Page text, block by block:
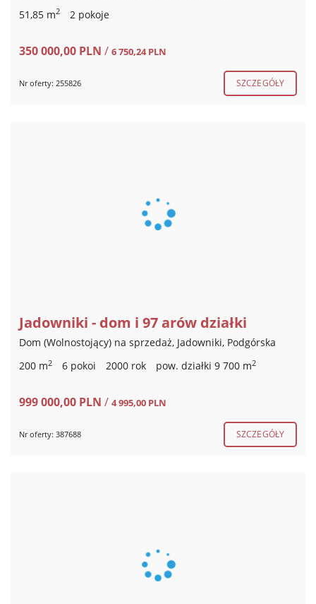
51,85 m2 2 pokoje
350 000,00 PLN / 6 750,24 PLN
Nr oferty: 255826 SZCZEGÓŁY
Jadowniki - dom i 97 arów działki
Dom (Wolnostojący) na sprzedaż, Jadowniki, Podgórska
200 m2 6 pokoi 2000 rok pow. działki 9 700 m2
999 000,00 PLN / 4 995,00 PLN
Nr oferty: 387688 SZCZEGÓŁY